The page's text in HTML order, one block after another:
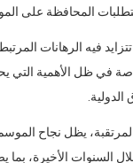
المحافظة على
فيه الرهانات
في ظل الأهمية
يظل نجاح
السنوات الأخيرة، بما